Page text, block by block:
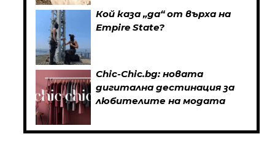
Кой каза „да“ от върха на
Empire State?
Chic-Chic.bg: новата
дигитална дестинация за
любителите на модата